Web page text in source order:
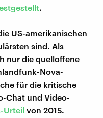
.
US-amerikanischen
sind. Als
nur die quelloffene
Nova-
für die kritische
Chat und Video-
Urteil von 2015.